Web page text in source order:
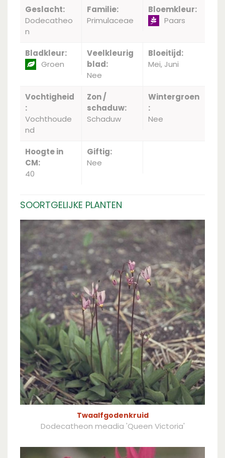
Geslacht:
Dodecatheo
n
Familie:
Primulaceae
Bloemkleur:
Paars
Bladkleur:
Groen
Veelkleurig
blad:
Nee
Bloeitijd:
Mei, Juni
Vochtigheid
:
Vochthoude
nd
Zon /
schaduw:
Schaduw
Wintergroen
:
Nee
Hoogte in
CM:
40
Giftig:
Nee
SOORTGELIJKE PLANTEN
Twaalfgodenkruid
Dodecatheon meadia 'Queen Victoria'